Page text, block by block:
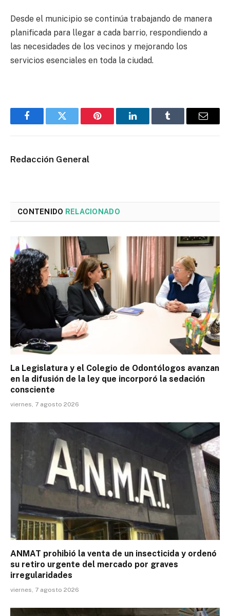
Desde el municipio se continúa trabajando de manera
planificada para llegar a cada barrio, respondiendo a
las necesidades de los vecinos y mejorando los
servicios esenciales en toda la ciudad.
FacebookTwitter Pinterest LinkedInTumblr Email
Redacción General
CONTENIDO RELACIONADO
La Legislatura y el Colegio de Odontólogos avanzan
en la difusión de la ley que incorporó la sedación
consciente
viernes, 7 agosto 2026
ANMAT prohibió la venta de un insecticida y ordenó
su retiro urgente del mercado por graves
irregularidades
viernes, 7 agosto 2026